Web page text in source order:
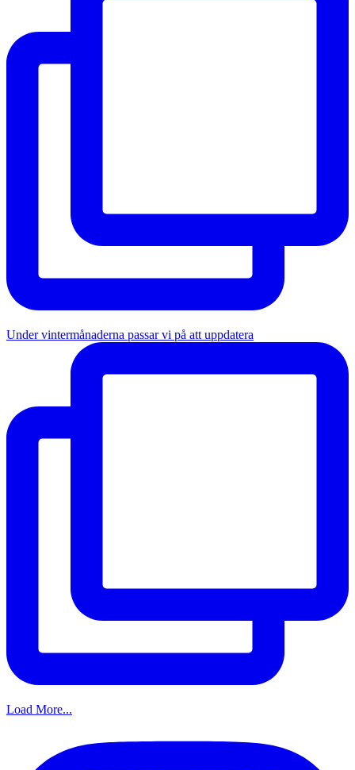
Under vintermånaderna passar vi på att uppdatera
Load More...